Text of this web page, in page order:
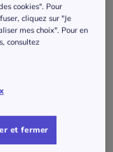
cookies". Pour
cliquez sur "Je
mes choix". Pour en
consultez
et fermer